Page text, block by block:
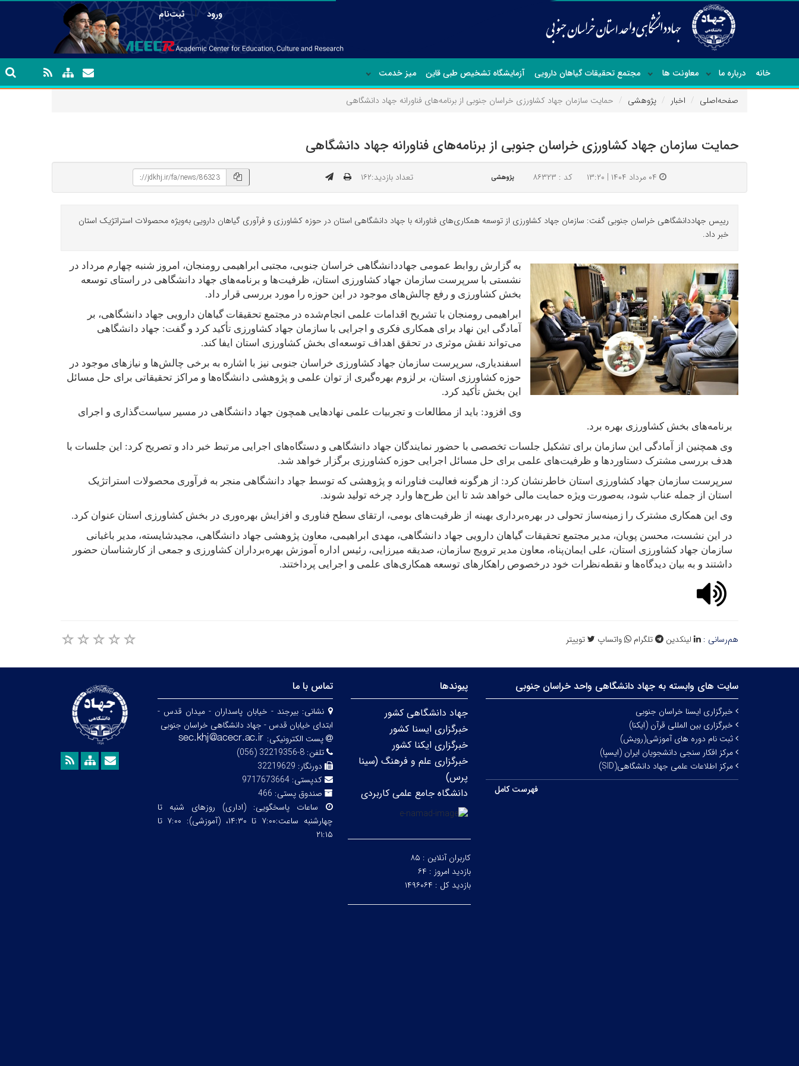
ورود | ثبت‌نام
خانه درباره ما معاونت ها مجتمع تحقیقات گیاهان دارویی آزمایشگاه تشخیص طبی قاین میز خدمت
صفحه‌اصلی اخبار پژوهشی حمایت سازمان جهاد کشاورزی خراسان جنوبی از برنامه‌های فناورانه جهاد دانشگاهی
حمایت سازمان جهاد کشاورزی خراسان جنوبی از برنامه‌های فناورانه جهاد دانشگاهی
کد : ۸۶۳۲۳ پژوهشی تعداد بازدید:۱۶۲
رییس جهاددانشگاهی خراسان جنوبی گفت: سازمان جهاد کشاورزی از توسعه همکاری‌های فناورانه با جهاد دانشگاهی استان در حوزه کشاورزی و فرآوری گیاهان دارویی به‌ویژه محصولات استراتژیک استان
خبر داد.
به گزارش روابط عمومی جهاددانشگاهی خراسان جنوبی، مجتبی ابراهیمی رومنجان، امروز شنبه چهارم مرداد در
نشستی با سرپرست سازمان جهاد کشاورزی استان، ظرفیت‌ها و برنامه‌های جهاد دانشگاهی در راستای توسعه
بخش کشاورزی و رفع چالش‌های موجود در این حوزه را مورد بررسی قرار داد.
ابراهیمی رومنجان با تشریح اقدامات علمی انجام‌شده در مجتمع تحقیقات گیاهان دارویی جهاد دانشگاهی، بر
آمادگی این نهاد برای همکاری فکری و اجرایی با سازمان جهاد کشاورزی تأکید کرد و گفت: جهاد دانشگاهی
می‌تواند نقش موثری در تحقق اهداف توسعه‌ای بخش کشاورزی استان ایفا کند.
اسفندیاری، سرپرست سازمان جهاد کشاورزی خراسان جنوبی نیز با اشاره به برخی چالش‌ها و نیازهای موجود در
حوزه کشاورزی استان، بر لزوم بهره‌گیری از توان علمی و پژوهشی دانشگاه‌ها و مراکز تحقیقاتی برای حل مسائل
این بخش تأکید کرد.
وی افزود: باید از مطالعات و تجربیات علمی نهادهایی همچون جهاد دانشگاهی در مسیر سیاست‌گذاری و اجرای
برنامه‌های بخش کشاورزی بهره برد.
وی همچنین از آمادگی این سازمان برای تشکیل جلسات تخصصی با حضور نمایندگان جهاد دانشگاهی و دستگاه‌های اجرایی مرتبط خبر داد و تصریح کرد: این جلسات با
هدف بررسی مشترک دستاوردها و ظرفیت‌های علمی برای حل مسائل اجرایی حوزه کشاورزی برگزار خواهد شد.
سرپرست سازمان جهاد کشاورزی استان خاطرنشان کرد: از هرگونه فعالیت فناورانه و پژوهشی که توسط جهاد دانشگاهی منجر به فرآوری محصولات استراتژیک
استان از جمله عناب شود، به‌صورت ویژه حمایت مالی خواهد شد تا این طرح‌ها وارد چرخه تولید شوند.
وی این همکاری مشترک را زمینه‌ساز تحولی در بهره‌برداری بهینه از ظرفیت‌های بومی، ارتقای سطح فناوری و افزایش بهره‌وری در بخش کشاورزی استان عنوان کرد.
در این نشست، محسن پویان، مدیر مجتمع تحقیقات گیاهان دارویی جهاد دانشگاهی، مهدی ابراهیمی، معاون پژوهشی جهاد دانشگاهی، مجیدشایسته، مدیر باغبانی
سازمان جهاد کشاورزی استان، علی ایمان‌پناه، معاون مدیر ترویج سازمان، صدیقه میرزایی، رئیس اداره آموزش بهره‌برداران کشاورزی و جمعی از کارشناسان حضور
داشتند و به بیان دیدگاه‌ها و نقطه‌نظرات خود درخصوص راهکارهای توسعه همکاری‌های علمی و اجرایی پرداختند.
هم‌رسانی : لینکدین تلگرام واتساپ توییتر
سایت های وابسته به جهاد دانشگاهی واحد خراسان جنوبی
خبرگزاری ایسنا خراسان جنوبی
خبرگزاری بین المللی قرآن (ایکنا)
ثبت نام دوره های آموزشی(رویش)
مرکز افکار سنجی دانشجویان ایران (ایسپا)
مرکز اطلاعات علمی جهاد دانشگاهی(SID)
فهرست کامل
پیوندها
جهاد دانشگاهی کشور
خبرگزاری ایسنا کشور
خبرگزاری ایکنا کشور
خبرگزاری علم و فرهنگ (سینا
پرس)
دانشگاه جامع علمی کاربردی
کاربران آنلاین : ۸۵
بازدید امروز : ۶۴
بازدید کل : ۱۴۹۶۰۶۴
تماس با ما
نشانی: بیرجند - خیابان پاسداران - میدان قدس -
ابتدای خیابان قدس - جهاد دانشگاهی خراسان جنوبی
پست الکترونیکی:
تلفن:8-32219356 (056)
دورنگار: 32219629
کدپستی:9717673664
صندوق پستی: 466
ساعات پاسخگویی: (اداری) روزهای شنبه تا
چهارشنبه ساعت:۷:۰۰ تا ۱۴:۳۰، (آموزشی): ۷:۰۰ تا
۲۱:۱۵